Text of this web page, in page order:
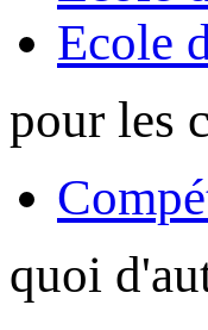
Ecole
pour les
quoi